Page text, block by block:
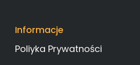
Informacje
Poliyka Prywatności